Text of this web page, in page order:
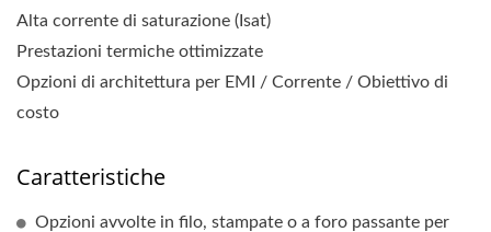
Alta corrente di saturazione (Isat)
Prestazioni termiche ottimizzate
Opzioni di architettura per EMI / Corrente / Obiettivo di
costo
Caratteristiche
Opzioni avvolte in filo, stampate o a foro passante per